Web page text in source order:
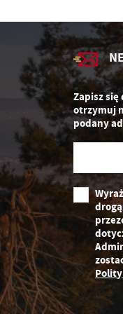
Zapisz
otrzymuj
podany